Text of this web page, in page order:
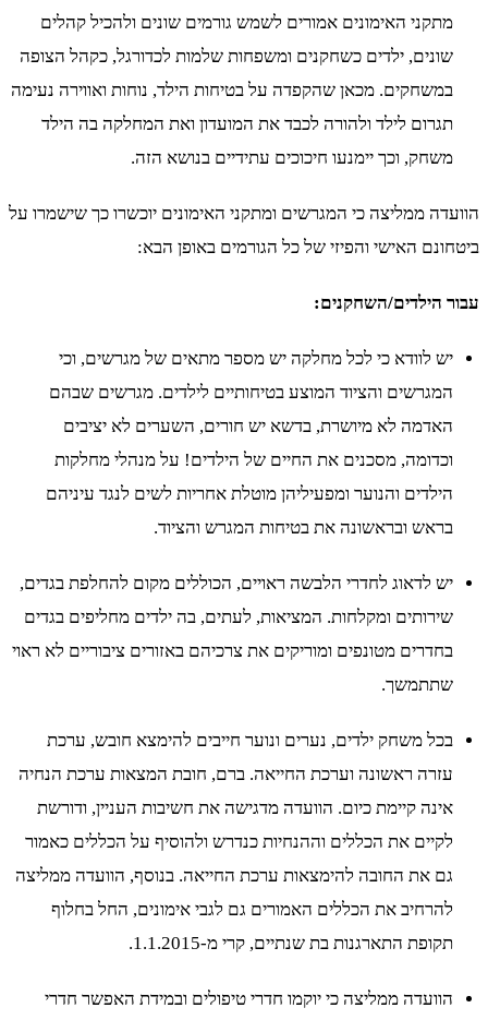
מתקני האימונים אמורים לשמש גורמים שונים ולהכיל קהלים
שונים, ילדים כשחקנים ומשפחות שלמות לכדורגל, כקהל הצופה
במשחקים. מכאן שהקפדה על בטיחות הילד, נוחות ואווירה נעימה
תגרום לילד ולהורה לכבד את המועדון ואת המחלקה בה הילד
משחק, וכך יימנעו חיכוכים עתידיים בנושא הזה.
הוועדה ממליצה כי המגרשים ומתקני האימונים יוכשרו כך שישמרו על
ביטחונם האישי והפיזי של כל הגורמים באופן הבא:
עבור הילדים/השחקנים:
יש לוודא כי לכל מחלקה יש מספר מתאים של מגרשים, וכי
המגרשים והציוד המוצע בטיחותיים לילדים. מגרשים שבהם
האדמה לא מיושרת, בדשא יש חורים, השערים לא יציבים
וכדומה, מסכנים את החיים של הילדים! על מנהלי מחלקות
הילדים והנוער ומפעיליהן מוטלת אחריות לשים לנגד עיניהם
בראש ובראשונה את בטיחות המגרש והציוד.
יש לדאוג לחדרי הלבשה ראויים, הכוללים מקום להחלפת בגדים,
שירותים ומקלחות. המציאות, לעתים, בה ילדים מחליפים בגדים
בחדרים מטונפים ומוריקים את צרכיהם באזורים ציבוריים לא ראוי
שתתמשך.
בכל משחק ילדים, נערים ונוער חייבים להימצא חובש, ערכת
עזרה ראשונה וערכת החייאה. ברם, חובת המצאות ערכת הנחיה
אינה קיימת כיום. הוועדה מדגישה את חשיבות העניין, ודורשת
לקיים את הכללים וההנחיות כנדרש ולהוסיף על הכללים כאמור
גם את החובה להימצאות ערכת החייאה. בנוסף, הוועדה ממליצה
להרחיב את הכללים האמורים גם לגבי אימונים, החל בחלוף
תקופת התארגנות בת שנתיים, קרי מ-1.1.2015.
הוועדה ממליצה כי יוקמו חדרי טיפולים ובמידת האפשר חדרי